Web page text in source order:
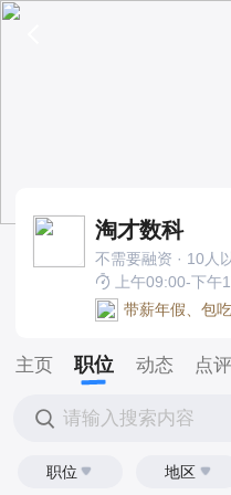
淘才数科
不需要融资 · 10人
上午09:00-下午
带薪年假、包
主页 职位 动态 点评
请输入搜索内容
职位 地区